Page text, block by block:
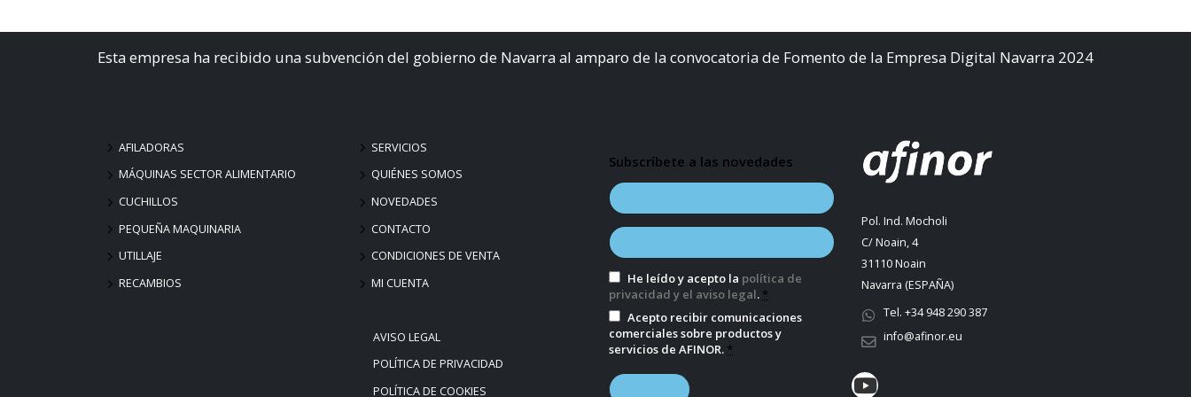
Esta empresa ha recibido una subvención del gobierno de Navarra al amparo de la convocatoria de Fomento de la Empresa Digital Navarra 2024
AFILADORAS
MÁQUINAS SECTOR ALIMENTARIO
CUCHILLOS
PEQUEÑA MAQUINARIA
UTILLAJE
RECAMBIOS
SERVICIOS
QUIÉNES SOMOS
NOVEDADES
CONTACTO
CONDICIONES DE VENTA
MI CUENTA
AVISO LEGAL
POLÍTICA DE PRIVACIDAD
POLÍTICA DE COOKIES
Subscríbete a las novedades
He leído y acepto la política de
privacidad y el aviso legal. *
Acepto recibir comunicaciones
comerciales sobre productos y
servicios de AFINOR. *
Pol. Ind. Mocholi
C/ Noain, 4
31110 Noain
Navarra (ESPAÑA)
Tel. +34 948 290 387
info@afinor.eu